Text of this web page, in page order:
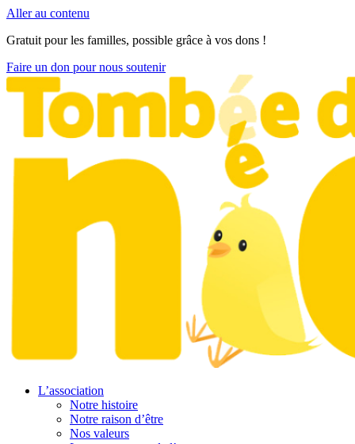
Aller au contenu
Gratuit pour les familles, possible grâce à vos dons !
Faire un don pour nous soutenir
L’association
Notre histoire
Notre raison d’être
Nos valeurs